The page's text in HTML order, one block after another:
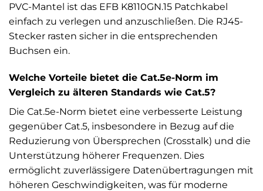
PVC-Mantel ist das EFB K8110GN.15 Patchkabel
einfach zu verlegen und anzuschließen. Die RJ45-
Stecker rasten sicher in die entsprechenden
Buchsen ein.
Welche Vorteile bietet die Cat.5e-Norm im
Vergleich zu älteren Standards wie Cat.5?
Die Cat.5e-Norm bietet eine verbesserte Leistung
gegenüber Cat.5, insbesondere in Bezug auf die
Reduzierung von Übersprechen (Crosstalk) und die
Unterstützung höherer Frequenzen. Dies
ermöglicht zuverlässigere Datenübertragungen mit
höheren Geschwindigkeiten, was für moderne